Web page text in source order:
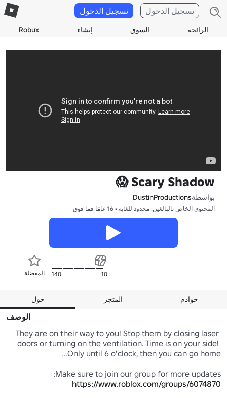
الرائجة السوق إنشاء Robux
تسجيل الدخول تسجيل الدخول
Scary Shadow 😱
بواسطةDustinProductions
المحتوى الخاص بالبالغين: محدود للغاية • 16 عامًا فما فوق
المفضلة 140 10
حول المتجر خوادم
الوصف
They are on their way to you! Stop them by closing laser
doors or turning on the ventilation. Time is on your side!
Make sure to join our group for more updates:
https://www.roblox.com/groups/6074870